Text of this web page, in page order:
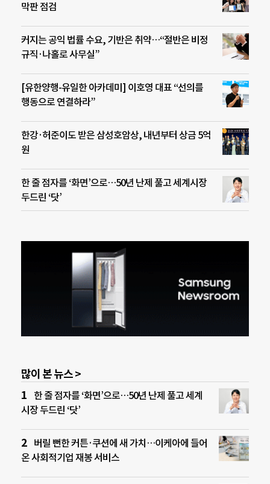
막판 점검
커지는 공익 법률 수요, 기반은 취약…“절반은 비정
규직·나홀로 사무실”
[유한양행-유일한 아카데미] 이호영 대표 “선의를
행동으로 연결하라”
한강·허준이도 받은 삼성호암상, 내년부터 상금 5억
원
한 줄 점자를 ‘화면’으로…50년 난제 풀고 세계시장
두드린 ‘닷’
많이 본 뉴스 >
한 줄 점자를 ‘화면’으로…50년 난제 풀고 세계
시장 두드린 ‘닷’
버릴 뻔한 커튼·쿠션에 새 가치…이케아에 들어
온 사회적기업 재봉 서비스